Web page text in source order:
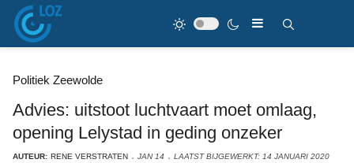
Politiek Zeewolde
Advies: uitstoot luchtvaart moet omlaag,
opening Lelystad in geding onzeker
AUTEUR: RENE VERSTRATEN JAN 14 LAATST BIJGEWERKT: 14 JANUARI 2020